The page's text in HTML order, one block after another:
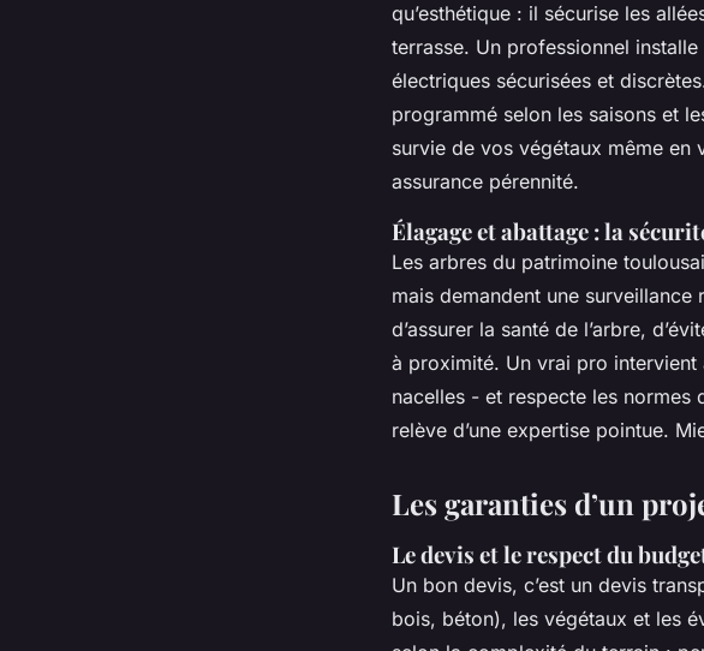
qu’esthétique : il sécurise les
terrasse. Un professionnel
électriques sécurisées et
programmé selon les saisons et
survie de vos végétaux même en
assurance pérennité.
Élagage et abattage : la
Les arbres du patrimoine
mais demandent une surveillance
d’assurer la santé de l’arbre,
à proximité. Un vrai pro
nacelles - et respecte les normes
relève d’une expertise pointue.
Les garanties d’un
Le devis et le respect du
Un bon devis, c’est un devis
bois, béton), les végétaux et les